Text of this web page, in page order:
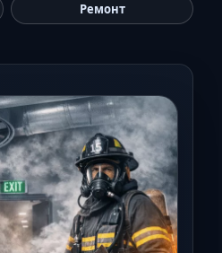
Краснодар
Майкоп
Минеральные
Назрань
Нальчик
Новороссийск
Пятигорск
Ростов-на-
Ремонт